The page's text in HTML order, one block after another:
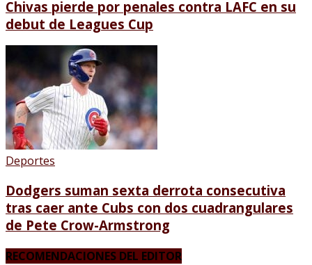
Chivas pierde por penales contra LAFC en su
debut de Leagues Cup
Deportes
Dodgers suman sexta derrota consecutiva
tras caer ante Cubs con dos cuadrangulares
de Pete Crow-Armstrong
RECOMENDACIONES DEL EDITOR